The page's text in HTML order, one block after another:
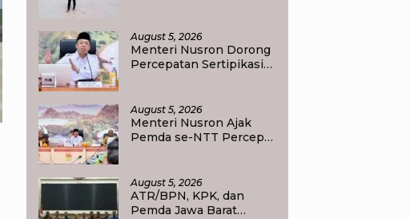
Korbankan Masa Depan
Raja Ampat
August 5, 2026
Menteri Nusron Dorong
Percepatan Sertipikasi
bagi Masyarakat
August 5, 2026
Menteri Nusron Ajak
Pemda se-NTT Percepat
Pengukuran Tanah
Selesai 12 Hari
August 5, 2026
ATR/BPN, KPK, dan
Pemda Jawa Barat